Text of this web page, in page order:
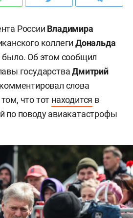
России Владимира
коллегиДональда
было. Об этом сообщил
государстваДмитрий
слова
что тот находится в
по поводу авиакатастрофы